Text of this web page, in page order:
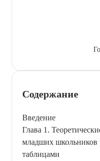
Содержание
Введение
Глава 1.
младших школьников
таблицами